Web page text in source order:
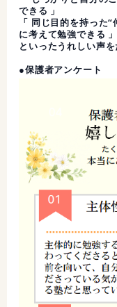
できる 」
「 同じ目的を持った
に考えて勉強できる 」
といったうれしい声
●保護者アンケート